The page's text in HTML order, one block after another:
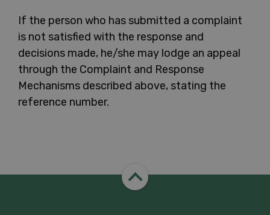
If the person who has submitted a complaint
is not satisfied with the response and
decisions made, he/she may lodge an appeal
through the Complaint and Response
Mechanisms described above, stating the
reference number.